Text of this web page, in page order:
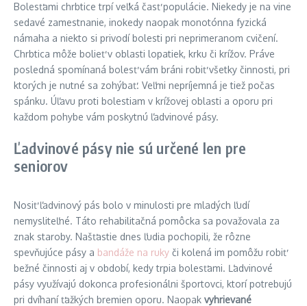
Bolesťami chrbtice trpí veľká časť populácie. Niekedy je na vine
sedavé zamestnanie, inokedy naopak monotónna fyzická
námaha a niekto si privodí bolesti pri neprimeranom cvičení.
Chrbtica môže bolieť v oblasti lopatiek, krku či krížov. Práve
posledná spomínaná bolesť vám bráni robiť všetky činnosti, pri
ktorých je nutné sa zohýbať. Veľmi nepríjemná je tiež počas
spánku. Úľavu proti bolestiam v krížovej oblasti a oporu pri
každom pohybe vám poskytnú ľadvinové pásy.
Ľadvinové pásy nie sú určené len pre
seniorov
Nosiť ľadvinový pás bolo v minulosti pre mladých ľudí
nemysliteľné. Táto rehabilitačná pomôcka sa považovala za
znak staroby. Našťastie dnes ľudia pochopili, že rôzne
spevňujúce pásy a bandáže na ruky či kolená im pomôžu robiť
bežné činnosti aj v období, kedy trpia bolesťami. Ľadvinové
pásy využívajú dokonca profesionálni športovci, ktorí potrebujú
pri dvíhaní ťažkých bremien oporu. Naopak vyhrievané